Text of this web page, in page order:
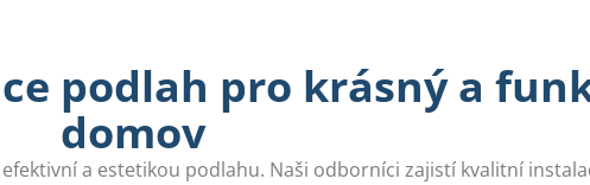
podlah pro krásný a
domov
a estetikou podlahu. Naši odborníci zajistí kvalitní